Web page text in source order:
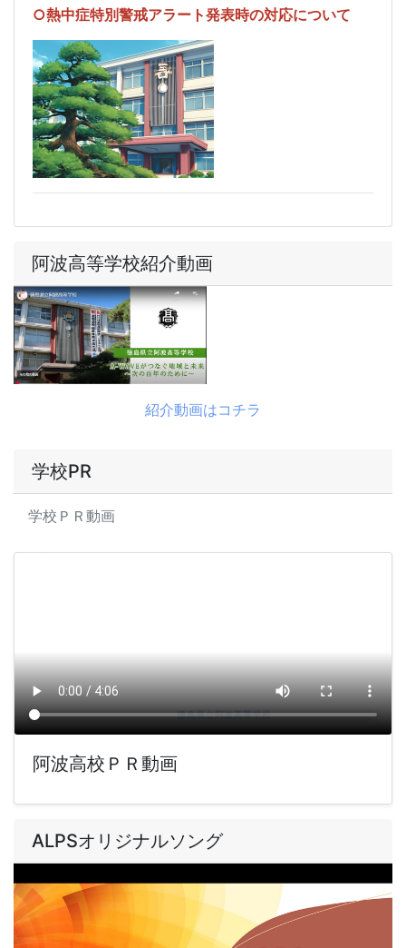
○熱中症特別警戒アラート発表時の対応について
阿波高等学校紹介動画
紹介動画はコチラ
学校PR
学校ＰＲ動画
阿波高校ＰＲ動画
ALPSオリジナルソング